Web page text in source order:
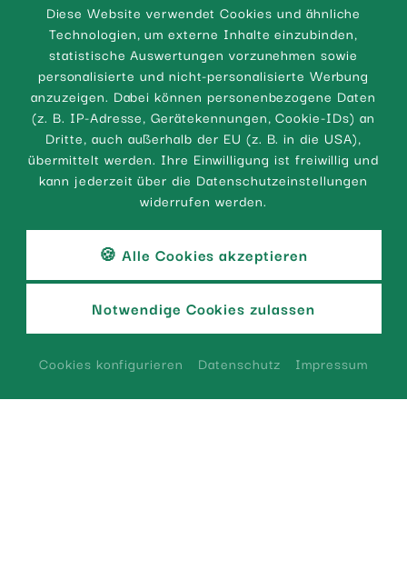
Diese Website verwendet Cookies und ähnliche
Technologien, um externe Inhalte einzubinden,
statistische Auswertungen vorzunehmen sowie
personalisierte und nicht-personalisierte Werbung
anzuzeigen. Dabei können personenbezogene Daten
(z. B. IP-Adresse, Gerätekennungen, Cookie-IDs) an
Dritte, auch außerhalb der EU (z. B. in die USA),
übermittelt werden. Ihre Einwilligung ist freiwillig und
kann jederzeit über die Datenschutzeinstellungen
widerrufen werden.
🍪 Alle Cookies akzeptieren
Notwendige Cookies zulassen
Cookies konfigurieren Datenschutz Impressum
02RUND UM DAS HOTEL
Treffpunkt. Zeit.